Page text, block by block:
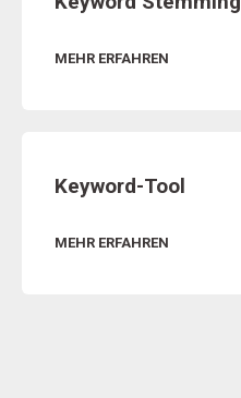
MEHR ERFAHREN
Keyword-Tool
MEHR ERFAHREN